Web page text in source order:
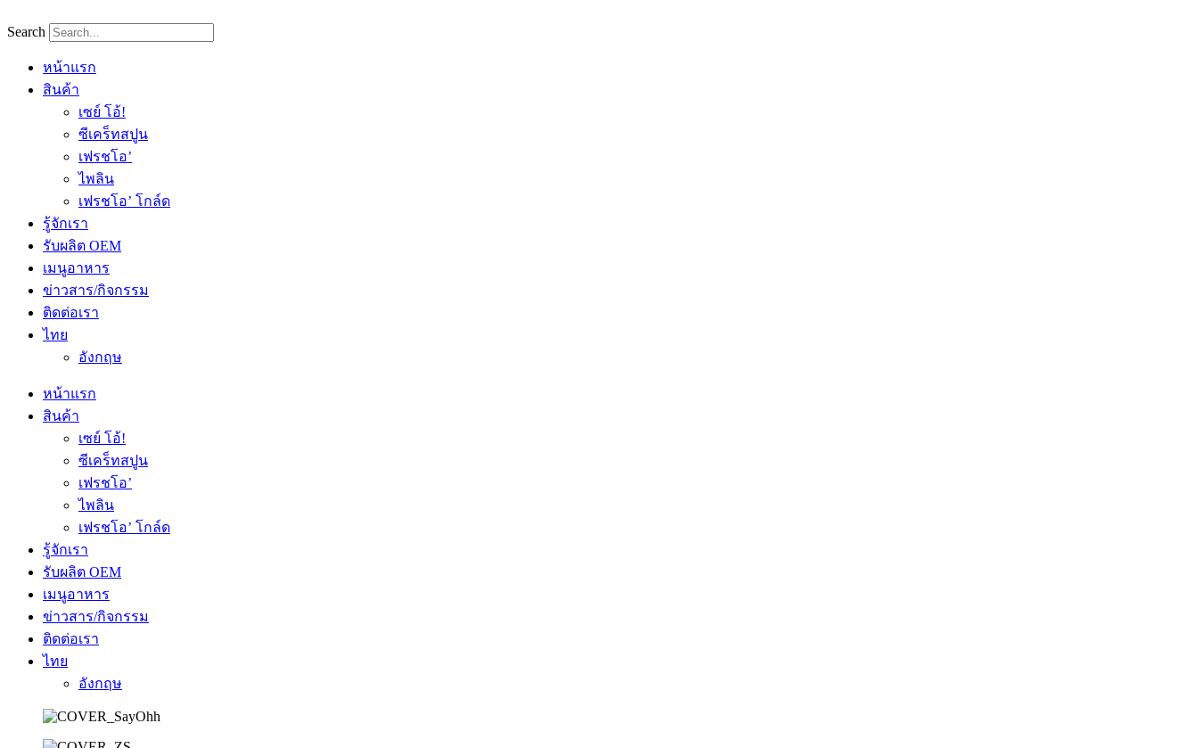
to
Search
หน้าแรก
สินค้า
เซย์ โอ้!
ซีเคร็ทสปูน
เฟรชโอ’
ไพลิน
เฟรชโอ’ โกล์ด
รู้จักเรา
รับผลิต OEM
เมนูอาหาร
ข่าวสาร/กิจกรรม
ติดต่อเรา
ไทย
อังกฤษ
หน้าแรก
สินค้า
เซย์ โอ้!
ซีเคร็ทสปูน
เฟรชโอ’
ไพลิน
เฟรชโอ’ โกล์ด
รู้จักเรา
รับผลิต OEM
เมนูอาหาร
ข่าวสาร/กิจกรรม
ติดต่อเรา
ไทย
อังกฤษ